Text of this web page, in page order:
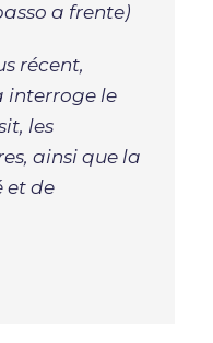
a frente)
récent,
interroge le
les
ainsi que la
et de